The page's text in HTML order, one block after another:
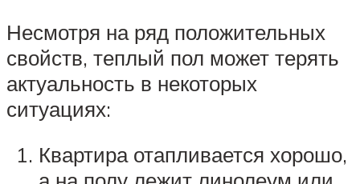
Несмотря на ряд положительных
свойств, теплый пол может терять
актуальность в некоторых
ситуациях:
Квартира отапливается хорошо,